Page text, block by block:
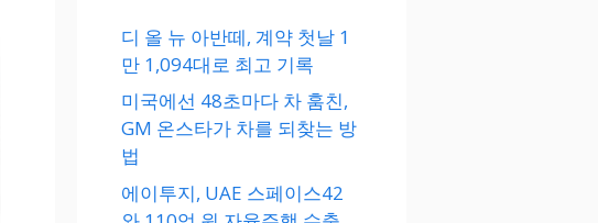
디 올 뉴 아반떼, 계약 첫날 1
만 1,094대로 최고 기록
미국에선 48초마다 차 훔친,
GM 온스타가 차를 되찾는 방
법
에이투지, UAE 스페이스42